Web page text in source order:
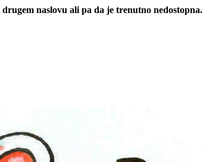
naslovu ali pa da je trenutno nedostopna.